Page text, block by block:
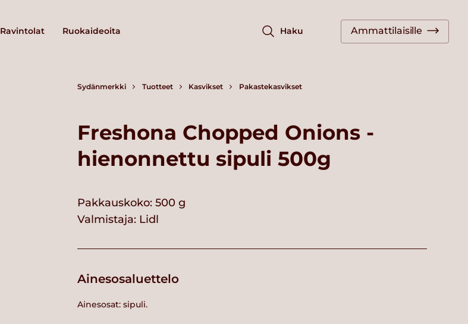
Ravintolat Ruokaideoita Haku Ammattilaisille
Sydänmerkki Tuotteet Kasvikset Pakastekasvikset
Freshona Chopped Onions -
hienonnettu sipuli 500g
Pakkauskoko: 500 g
Valmistaja: Lidl
Ainesosaluettelo
Ainesosat: sipuli.